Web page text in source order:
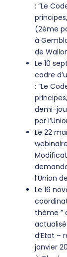
: “Le
(2ème
à
de
Le 10
cadre
: “Le
demi-
par
Le 22
l’Union
Le 16
thème ”
d’Etat –
janvier